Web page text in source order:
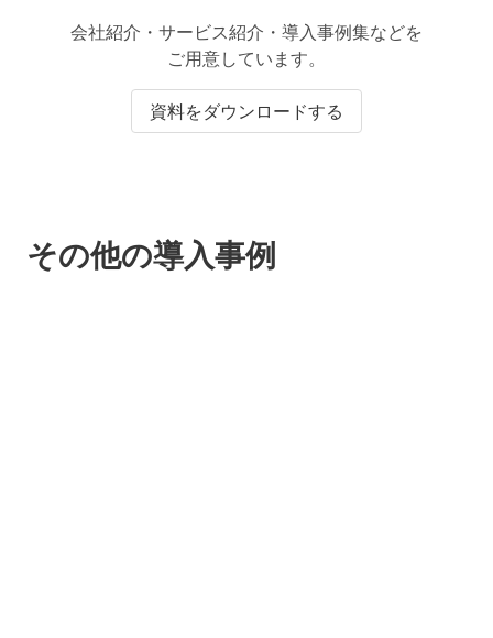
会社紹介・サービス紹介・導入事例集などを
ご用意しています。
資料をダウンロードする
その他の導入事例